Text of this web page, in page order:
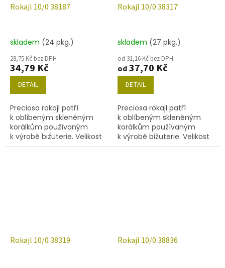
Rokajl 10/0 38187
skladem (24 pkg.)
28,75 Kč bez DPH
34,79 Kč
DETAIL
Preciosa rokajl patří
k oblíbeným skleněným
korálkům používaným
k výrobě bižuterie. Velikost
10/0 (2,2-2,4mm), barva
Rokajl 10/0 38317
skladem (27 pkg.)
od 31,16 Kč bez DPH
od37,70 Kč
DETAIL
Preciosa rokajl patří
k oblíbeným skleněným
korálkům používaným
k výrobě bižuterie. Velikost
10/0 (2,2-2,4 mm), barva
Rokajl 10/0 38319 Rokajl 10/0 38836